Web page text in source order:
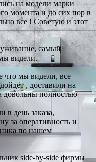
на модели марки
момента и до сих пор в
все ! Советую и этот
самый
видели.
что мы видели, все
, доставили на
полностью
в день заказа,
за оперативность и
по нашем
side-by-side фирмы